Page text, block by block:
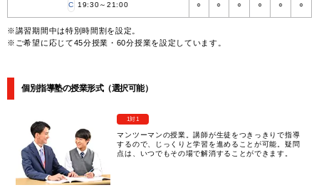
C 19:30～21:00 ○ ○ ○ ○ ○ ○
※講習期間中は特別時間割を設定。
※ご希望に応じて45分授業・60分授業を設定しています。
個別指導塾の授業形式（選択可能）
1対1
マンツーマンの授業。講師が生徒をつきっきりで指導
するので、じっくりと学習を進めることが可能。疑問
点は、いつでもその場で解消することができます。